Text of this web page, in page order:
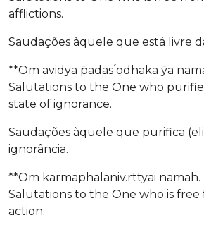
afflictions.
Saudações àquele que está livre
**Om avidya ̄padas ́odhaka ̄ya
Salutations to the One who
state of ignorance.
Saudações àquele que purifica
ignorância.
**Om karmaphalaniv.rttyai namah.
Salutations to the One who is
action.